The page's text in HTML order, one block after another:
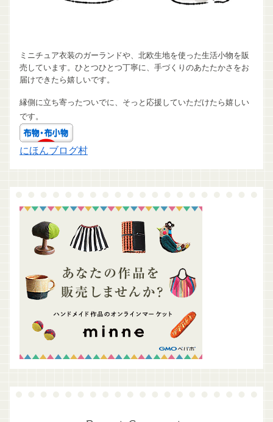
ミニチュア衣装のガーランドや、北欧生地を使った生活小物を販
売しています。ひとつひとつ丁寧に、手づくりのあたたかさをお
届けできたら嬉しいです。
縁側に立ち寄ったついでに、そっと応援していただけたら嬉しい
です。
にほんブログ村